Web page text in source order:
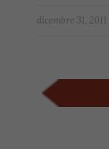
dicembre 31, 2011